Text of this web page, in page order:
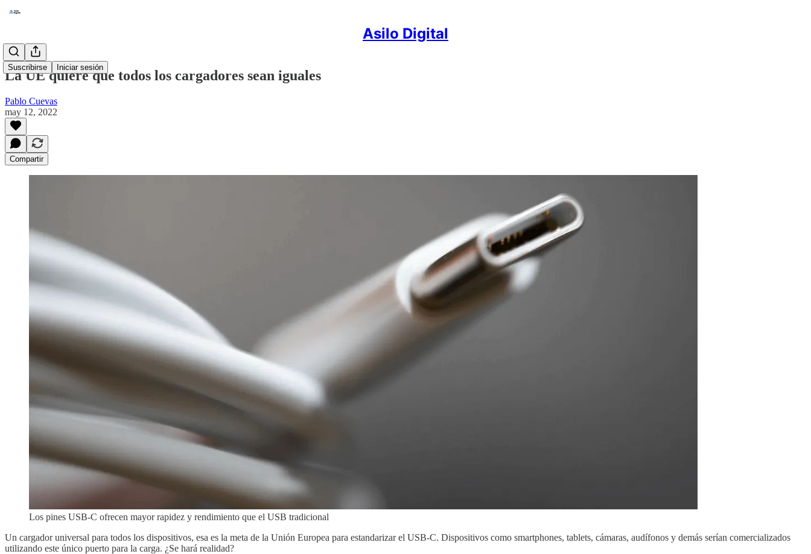
Asilo Digital
Suscribirse Iniciar sesión
La UE quiere que todos los cargadores sean iguales
Pablo Cuevas
may 12, 2022
Compartir
Los pines USB-C ofrecen mayor rapidez y rendimiento que el USB tradicional
Un cargador universal para todos los dispositivos, esa es la meta de la Unión Europea para estandarizar el USB-C. Dispositivos como smartphones, tablets, cámaras, audífonos y demás serían comercializados
utilizando este único puerto para la carga. ¿Se hará realidad?